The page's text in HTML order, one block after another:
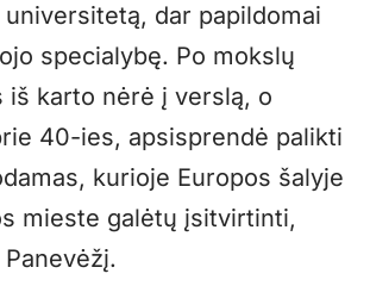
dar papildomai
specialybę. Po mokslų
iš karto nėrė į verslą, o
40-ies, apsisprendė palikti
kurioje Europos šalyje
mieste galėtų įsitvirtinti,